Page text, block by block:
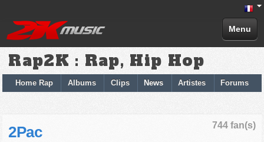
Menu
Rap2K : Rap, Hip Hop
Home Rap Albums Clips News Artistes Forums
744 fan(s)
2Pac